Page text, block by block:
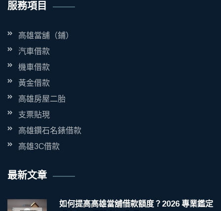
服務項目
高雄當舖（鋪）
汽車借款
機車借款
黃金借款
高雄房屋二胎
支票貼現
高雄鑽石名錶借款
高雄3C借款
最新文章
如何提高高雄當舖借款額度？2026 專業鑑定